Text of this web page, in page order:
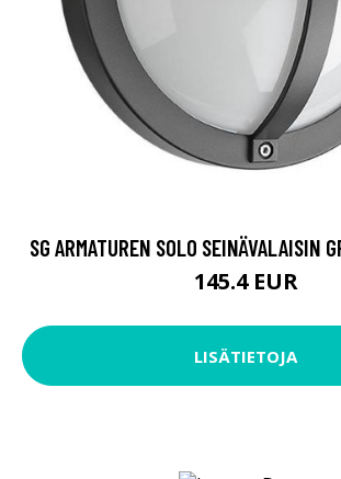
SG ARMATUREN SOLO SEINÄVALAISIN
145.4 EUR
LISÄTIETOJA